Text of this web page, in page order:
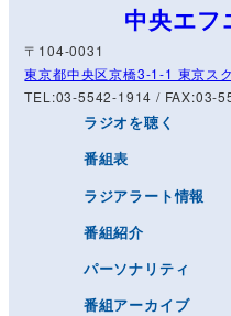
中央エフ
〒104-0031
東京都中央区京橋3-1-1 東京ス
TEL:03-5542-1914 / FAX:03-
ラジオを聴く
番組表
ラジアラート情報
番組紹介
パーソナリティ
番組アーカイブ